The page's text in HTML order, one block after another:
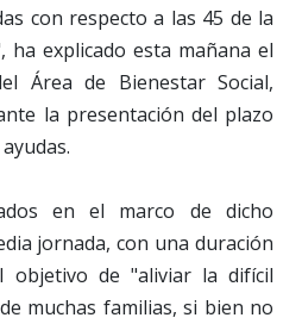
con respecto a las 45 de la
ha explicado esta mañana el
Área de Bienestar Social,
la presentación del plazo
en el marco de dicho
jornada, con una duración
objetivo de "aliviar la difícil
muchas familias, si bien no